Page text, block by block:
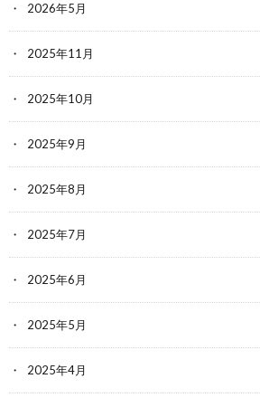
2026年5月
2025年11月
2025年10月
2025年9月
2025年8月
2025年7月
2025年6月
2025年5月
2025年4月